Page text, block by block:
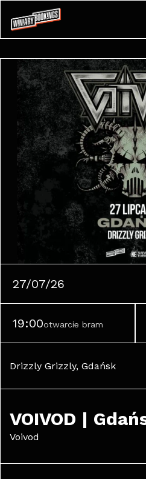
27/07/26
19:00otwarcie bram
Drizzly Grizzly, Gdańsk
VOIVOD |
Voivod